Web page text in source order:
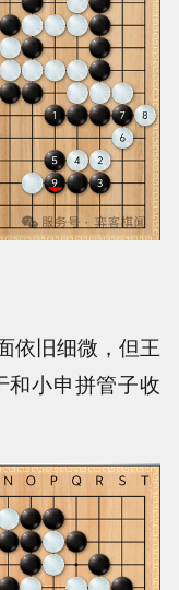
依旧细微，但王
和小申拼管子收